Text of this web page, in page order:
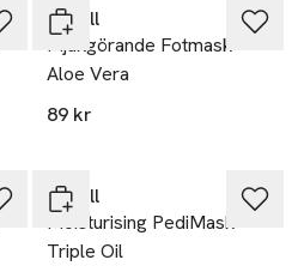
Scholl
Mjukgörande Fotmask
Aloe Vera
89 kr
Scholl
Moisturising PediMask -
Triple Oil